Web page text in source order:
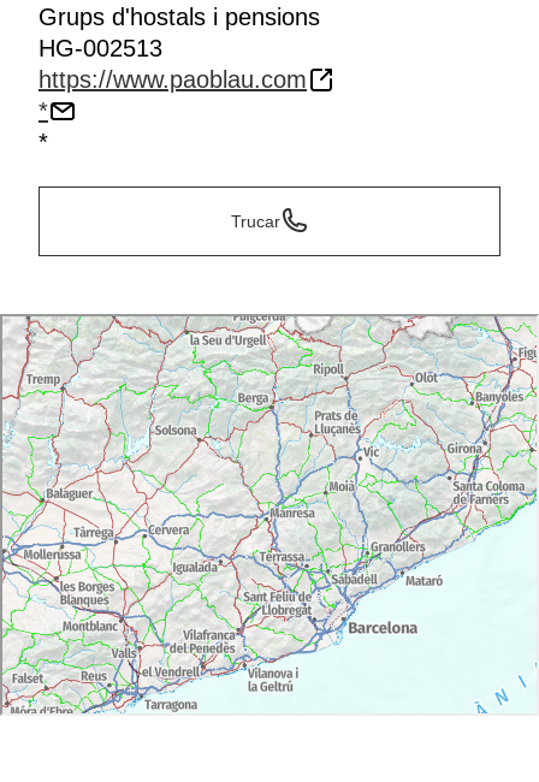
Grups d'hostals i pensions
HG-002513
https://www.paoblau.com
*
*
Trucar